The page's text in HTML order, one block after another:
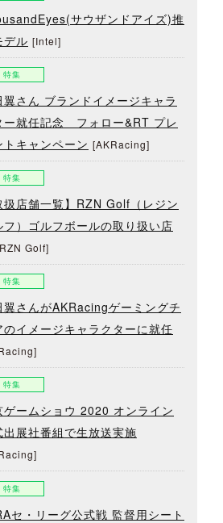
サウザンドアイズ)推
デル [Intel]
特集
翼さん ブランドイメージキャラ
ー就任記念 フォロー&RT プレ
トキャンペーン [AKRacing]
特集
扱店舗一覧】RZN Golf（レジン
フ）ゴルフボールの取り扱い店
Golf]
特集
翼さんがAKRacingゲーミングチ
のイメージキャラクターに就任
特集
ゲームショウ 2020 オンライン
出展社番組で生放送実施
特集
セ・リーグ公式戦 監督用シート